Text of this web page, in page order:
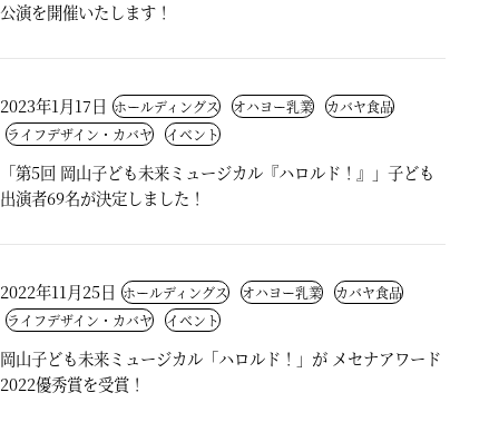
公演を開催いたします！
2023年1月17日 ホールディングス オハヨー乳業
カバヤ食品
ライフデザイン・カバヤ
イベント
「第5回 岡山子ども未来ミュージカル『ハロルド！』」子ども
出演者69名が決定しました！
2022年11月25日 ホールディングス オハヨー乳業
カバヤ食品
ライフデザイン・カバヤ
イベント
岡山子ども未来ミュージカル「ハロルド！」が メセナアワード
2022優秀賞を受賞！